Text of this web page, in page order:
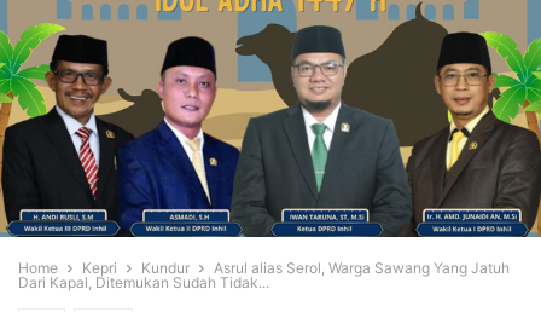
Home Kepri Kundur
Asrul alias Serol, Warga Sawang Yang Jatuh
Dari Kapal, Ditemukan Sudah Tidak...